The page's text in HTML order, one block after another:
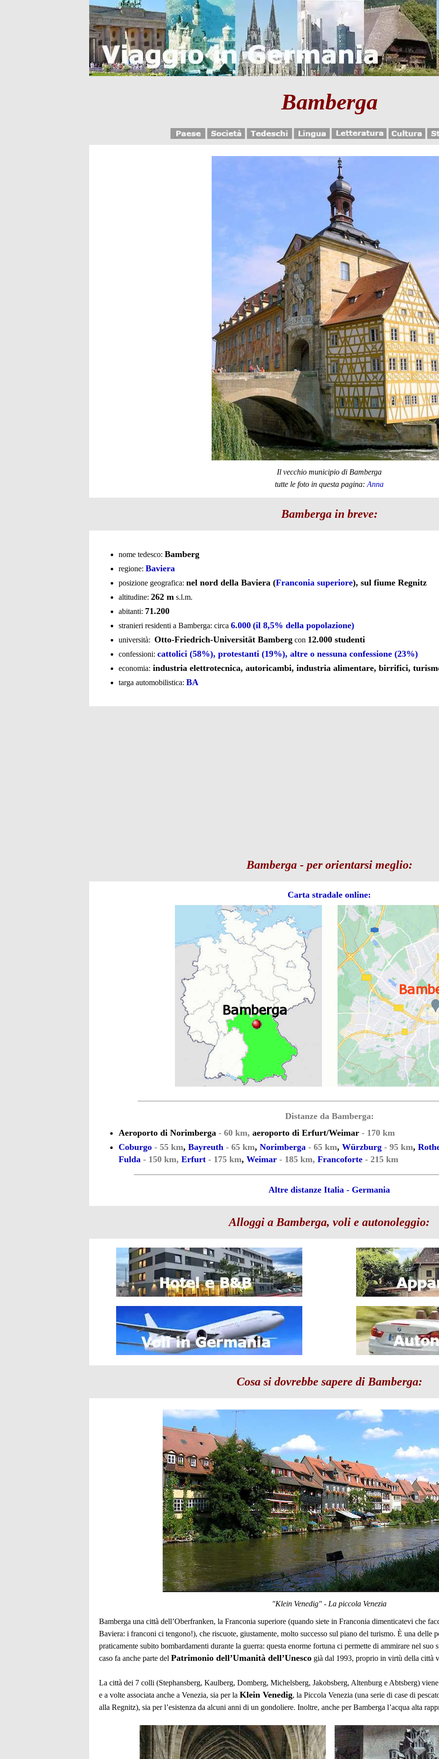
Bamberga
Il vecchio municipio di Bamberga
tutte le foto in questa pagina: Anna
Bamberga in breve:
nome tedesco: Bamberg
regione: Baviera
posizione geografica: nel nord della Baviera (Franconia superiore), sul fiume Regnitz
altitudine: 262 m s.l.m.
abitanti: 71.200
stranieri residenti a Bamberga: circa 6.000 (il 8,5% della popolazione)
università: Otto-Friedrich-Universität Bamberg con 12.000 studenti
confessioni: cattolici (58%), protestanti (19%), altre o nessuna confessione (23%)
economia: industria elettrotecnica, autoricambi, industria alimentare, birrifici,
targa automobilistica: BA
Bamberga - per orientarsi meglio:
Carta stradale online:
Distanze da Bamberga:
Aeroporto di Norimberga - 60 km, aeroporto di Erfurt/Weimar - 170 km
Coburgo - 55 km, Bayreuth - 65 km, Norimberga - 65 km, Würzburg - 95 km,
Fulda - 150 km, Erfurt - 175 km, Weimar - 185 km, Francoforte - 215 km
Altre distanze Italia - Germania
Alloggi a Bamberga, voli e autonoleggio:
Cosa si dovrebbe sapere di Bamberga:
"Klein Venedig" - La piccola Venezia
Bamberga una città dell’Oberfranken, la Franconia superiore (quando siete in Franconia dimenticatevi che
Baviera: i franconi ci tengono!), che riscuote, giustamente, molto successo sul piano del turismo. È una delle
praticamente subito bombardamenti durante la guerra: questa enorme fortuna ci permette di ammirare nel suo
caso fa anche parte del Patrimonio dell’Umanità dell’Unesco già dal 1993, proprio in virtù della città
La città dei 7 colli (Stephansberg, Kaulberg, Domberg, Michelsberg, Jakobsberg, Altenburg e Abtsberg)
e a volte associata anche a Venezia, sia per la Klein Venedig, la Piccola Venezia (una serie di case di
alla Regnitz), sia per l’esistenza da alcuni anni di un gondoliere. Inoltre, anche per Bamberga l’acqua alta